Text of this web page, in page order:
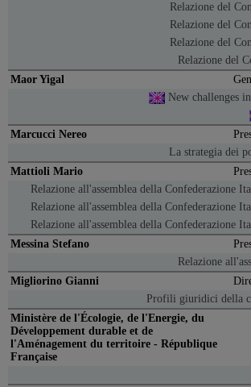
Relazione del
Relazione del
Relazione del
Relazione del
Maor Yigal
New challenges
Marcucci Nereo
La strategia dei
Mattioli Mario
Relazione all'assemblea della Confederazione
Relazione all'assemblea della Confederazione
Relazione all'assemblea della Confederazione
Messina Stefano
Relazione
Migliorino Gianni
Profili giuridici della
Ministère de l'Écologie, de l'Energie, du
Développement durable et de
l'Aménagement du territoire - République
Française